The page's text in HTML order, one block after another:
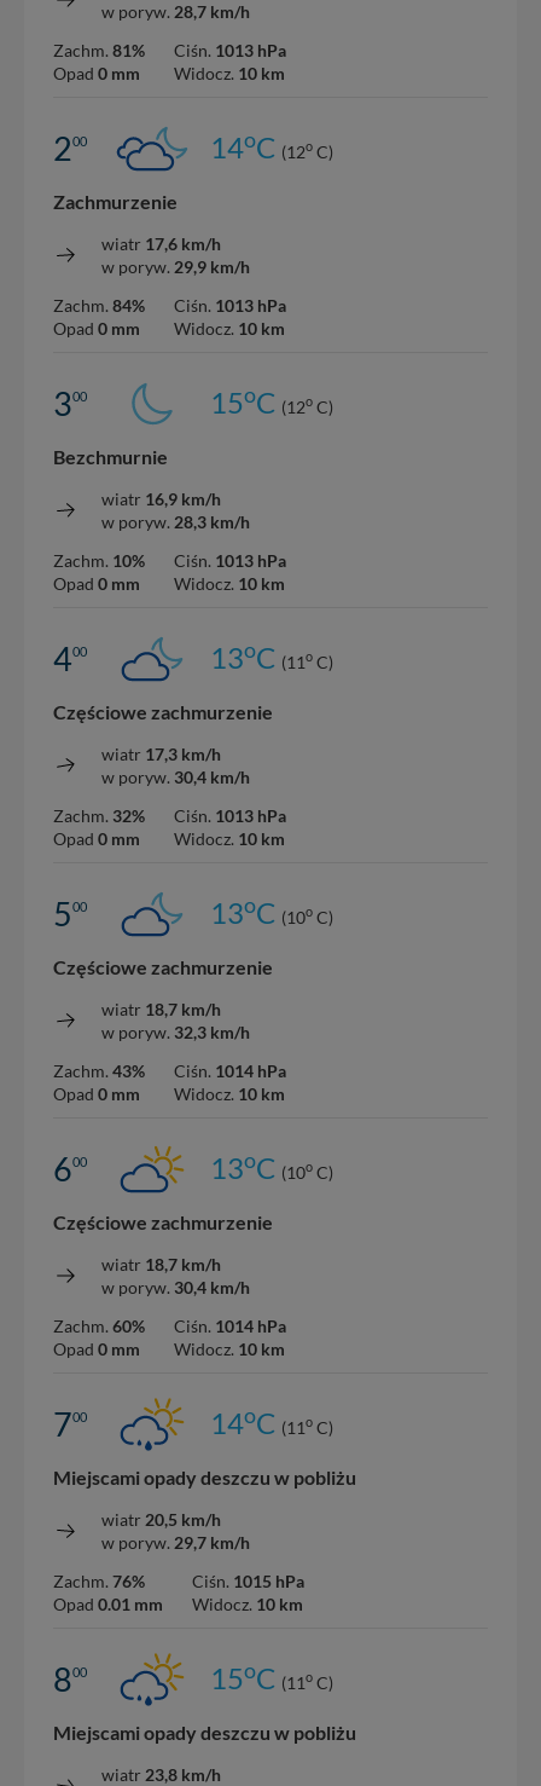
w poryw. 28,7 km/h
Zachm. 81%
Opad 0 mm
Ciśn. 1013 hPa
Widocz. 10 km
200 14oC (12o C)
Zachmurzenie
wiatr 17,6 km/h
w poryw. 29,9 km/h
Zachm. 84%
Opad 0 mm
Ciśn. 1013 hPa
Widocz. 10 km
300 15oC (12o C)
Bezchmurnie
wiatr 16,9 km/h
w poryw. 28,3 km/h
Zachm. 10%
Opad 0 mm
Ciśn. 1013 hPa
Widocz. 10 km
400 13oC (11o C)
Częściowe zachmurzenie
wiatr 17,3 km/h
w poryw. 30,4 km/h
Zachm. 32%
Opad 0 mm
Ciśn. 1013 hPa
Widocz. 10 km
500 13oC (10o C)
Częściowe zachmurzenie
wiatr 18,7 km/h
w poryw. 32,3 km/h
Zachm. 43%
Opad 0 mm
Ciśn. 1014 hPa
Widocz. 10 km
600 13oC (10o C)
Częściowe zachmurzenie
wiatr 18,7 km/h
w poryw. 30,4 km/h
Zachm. 60%
Opad 0 mm
Ciśn. 1014 hPa
Widocz. 10 km
700 14oC (11o C)
Miejscami opady deszczu w pobliżu
wiatr 20,5 km/h
w poryw. 29,7 km/h
Zachm. 76%
Opad 0.01 mm
Ciśn. 1015 hPa
Widocz. 10 km
800 15oC (11o C)
Miejscami opady deszczu w pobliżu
wiatr 23,8 km/h